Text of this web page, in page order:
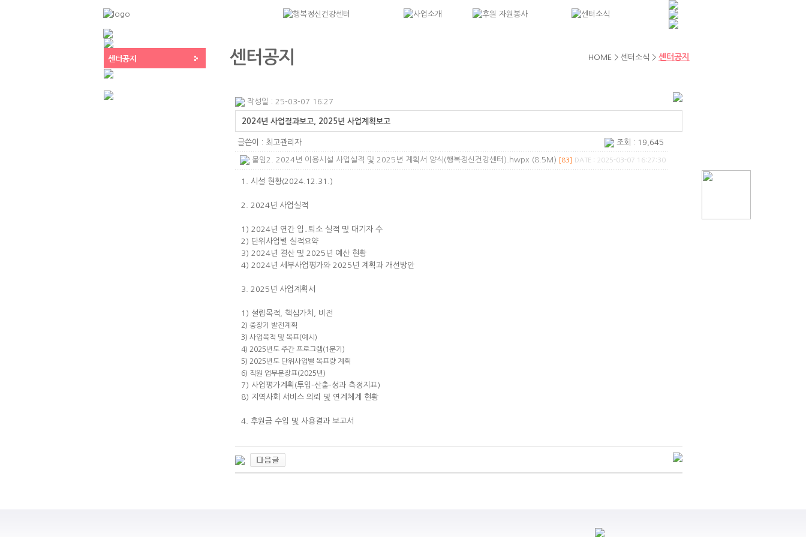
센터공지 HOME > 센터소식 > 센터공지
작성일 : 25-03-07 16:27
2024년 사업결과보고, 2025년 사업계획보고
글쓴이 : 최고관리자 조회 : 19,645
붙임2. 2024년 이용시설 사업실적 및 2025년 계획서 양식(행복정신건강센터).hwpx (8.5M) [83] DATE : 2025-03-07 16:27:30
1. 시설 현황(2024.12.31.)
2. 2024년 사업실적
1) 2024년 연간 입․퇴소 실적 및 대기자 수
2) 단위사업별 실적요약
3) 2024년 결산 및 2025년 예산 현황
4) 2024년 세부사업평가와 2025년 계획과 개선방안
3. 2025년 사업계획서
1) 설립목적, 핵심가치, 비전
2) 중장기 발전계획
3) 사업목적 및 목표(예시)
4) 2025년도 주간 프로그램(1분기)
5) 2025년도 단위사업별 목표량 계획
6) 직원 업무분장표(2025년)
7) 사업평가계획(투입-산출-성과 측정지표)
8) 지역사회 서비스 의뢰 및 연계체계 현황
4. 후원금 수입 및 사용결과 보고서